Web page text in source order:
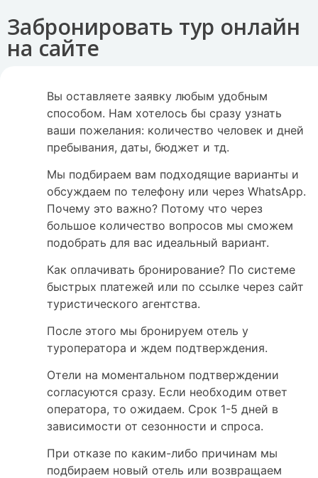
Забронировать тур онлайн
на сайте
Вы оставляете заявку любым удобным
способом. Нам хотелось бы сразу узнать
ваши пожелания: количество человек и дней
пребывания, даты, бюджет и тд.
Мы подбираем вам подходящие варианты и
обсуждаем по телефону или через WhatsApp.
Почему это важно? Потому что через
большое количество вопросов мы сможем
подобрать для вас идеальный вариант.
Как оплачивать бронирование? По системе
быстрых платежей или по ссылке через сайт
туристического агентства.
После этого мы бронируем отель у
туроператора и ждем подтверждения.
Отели на моментальном подтверждении
согласуются сразу. Если необходим ответ
оператора, то ожидаем. Срок 1-5 дней в
зависимости от сезонности и спроса.
При отказе по каким-либо причинам мы
подбираем новый отель или возвращаем